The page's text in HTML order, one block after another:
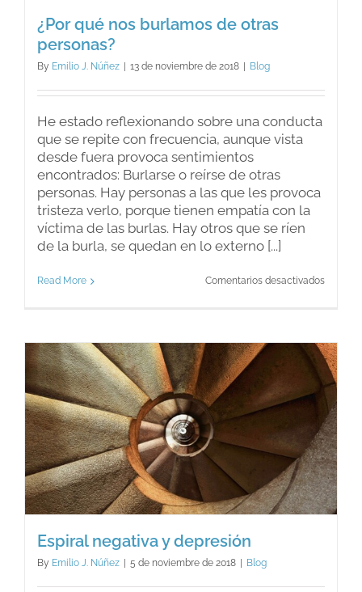
¿Por qué nos burlamos de otras
personas?
By Emilio J. Núñez 13 de noviembre de 2018 Blog
He estado reflexionando sobre una conducta
que se repite con frecuencia, aunque vista
desde fuera provoca sentimientos
encontrados: Burlarse o reírse de otras
personas. Hay personas a las que les provoca
tristeza verlo, porque tienen empatía con la
víctima de las burlas. Hay otros que se ríen
de la burla, se quedan en lo externo [...]
Read More Comentarios desactivadosen
de
otras
Espiral negativa y depresión
By Emilio J. Núñez 5 de noviembre de 2018 Blog